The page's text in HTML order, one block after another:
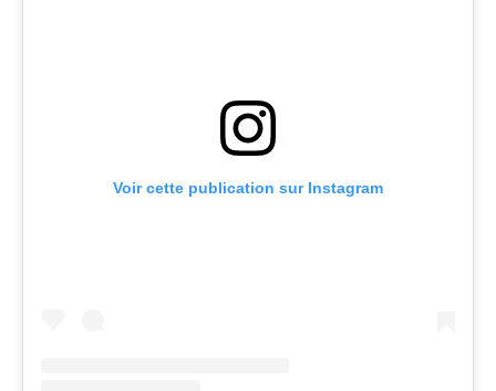
Voir cette publication sur Instagram